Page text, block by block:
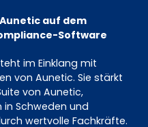
auf dem
Software
im Einklang mit
von Aunetic. Sie stärkt
von Aunetic,
Schweden und
wertvolle Fachkräfte.